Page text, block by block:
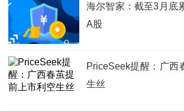
海尔智家：截至3月底
A股
PriceSeek提醒：广西
生丝